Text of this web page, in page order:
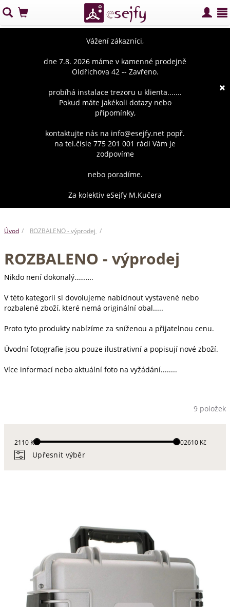
×
Vážení zákazníci,
dne 7.8. 2026 máme v kamenné prodejně
Oldřichova 42 -- Zavřeno.
probíhá instalace trezoru u klienta.......
Pokud máte jakékoli dotazy nebo
připomínky,
kontaktujte nás na info@esejfy.net popř.
na tel.čísle 775 201 001 rádi Vám je
zodpovíme
nebo poradíme.
Za kolektiv eSejfy M.Kučera
Úvod ROZBALENO - výprodej
ROZBALENO - výprodej
Nikdo není dokonalý……….
V této kategorii si dovolujeme nabídnout vystavené nebo
rozbalené zboží, které nemá originální obal.....
Proto tyto produkty nabízíme za sníženou a přijatelnou cenu.
Úvodní fotografie jsou pouze ilustrativní a popisují nové zboží.
Více informací nebo aktuální foto na vyžádání........
9 položek
Upřesnit výběr
2110 Kč 102610 Kč